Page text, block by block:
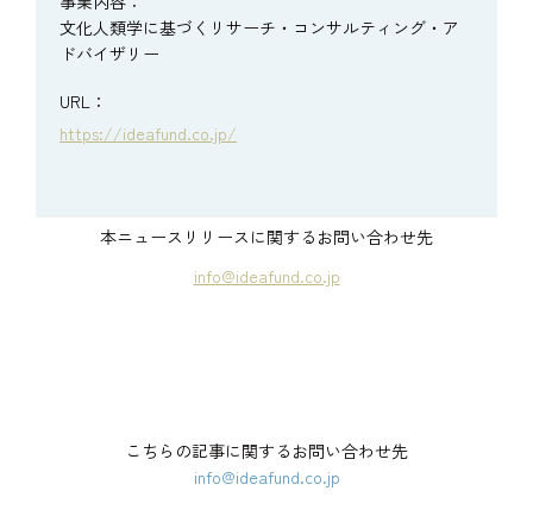
文化人類学に基づくリサーチ・コンサルティング・ア
ドバイザリー
URL：
https://ideafund.co.jp/
本ニュースリリースに関するお問い合わせ先
info@ideafund.co.jp
こちらの記事に関するお問い合わせ先
info@ideafund.co.jp